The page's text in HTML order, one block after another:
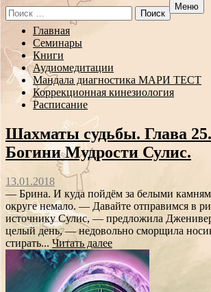
Search
for:
Меню
Перейти
содержанию
Главная
Семинары
Книги
Аудиомедитации
Мандала диагностика МАРИ ТЕСТ
Коррекционная кинезиология
Расписание
Шахматы судьбы. Глава
Богини Мудрости Сулис.
13.01.2018
— Брина. И куда пойдём за белыми
округе немало. — Давайте отправимся в
источнику Сулис, — предложила
целый день, — недовольно сморщила
стирать... Читать далее